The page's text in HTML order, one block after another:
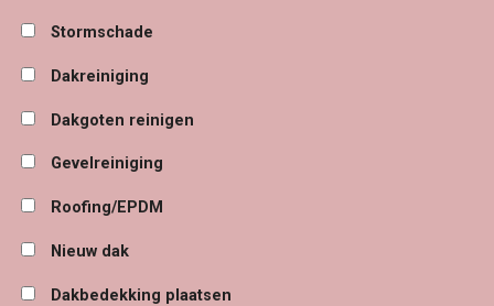
Stormschade
Dakreiniging
Dakgoten reinigen
Gevelreiniging
Roofing/EPDM
Nieuw dak
Dakbedekking plaatsen